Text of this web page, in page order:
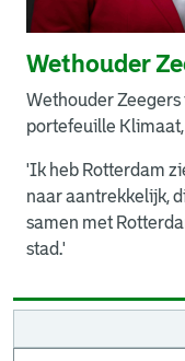
Wethouder
Wethouder
portefeuille
'Ik heb Rotterdam
naar aantrekkelijk,
samen met
stad.'